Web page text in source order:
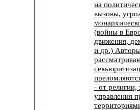
на
вызовы,
(войны в
движения,
и др.)
- от религии,
управления